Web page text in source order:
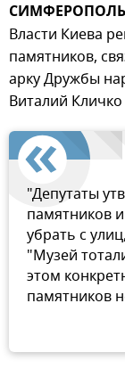
Власти Киева
памятников,
арку Дружбы
Виталий
"Депутаты
памятников
убрать с
"Музей
этом
памятников